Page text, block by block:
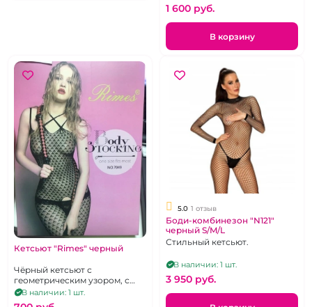
1 600 pуб.
В корзину
Кетсьют "Rimes" черный
Чёрный кетсьют с
геометрическим узором, с
доступом, one size
В наличии: 1 шт.
5.0 1 отзыв
Боди-комбинезон "N121"
черный S/M/L
Стильный кетсьют.
В наличии: 1 шт.
3 950 pуб.